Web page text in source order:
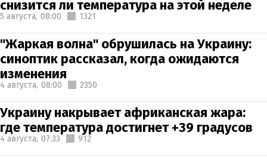
снизится ли температура на этой неделе
5 августа, 08:00 1321
"Жаркая волна" обрушилась на Украину:
синоптик рассказал, когда ожидаются
изменения
4 августа, 08:00 2350
Украину накрывает африканская жара:
где температура достигнет +39 градусов
4 августа, 07:33 912